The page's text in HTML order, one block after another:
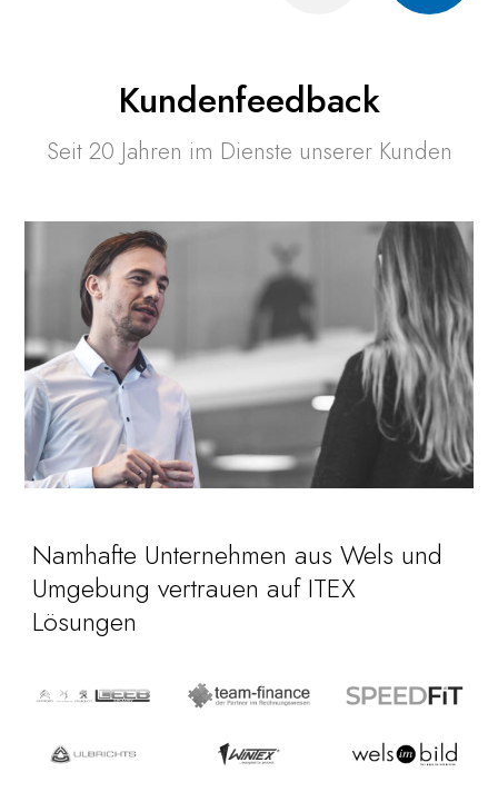
Kundenfeedback
Seit 20 Jahren im Dienste unserer Kunden
Namhafte Unternehmen aus Wels und
Umgebung vertrauen auf ITEX
Lösungen